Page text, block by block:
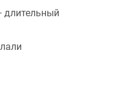
длительный